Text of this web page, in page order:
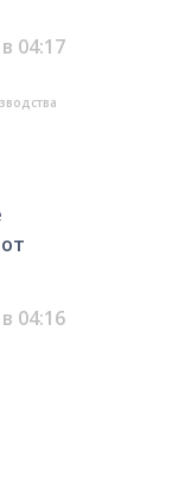
04:17
04:16